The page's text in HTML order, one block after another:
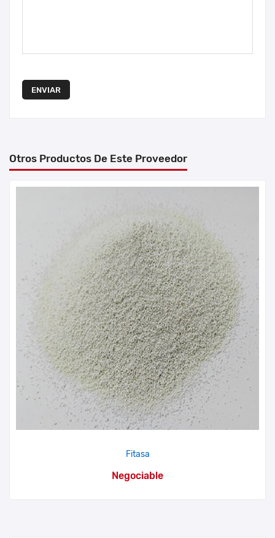
ENVIAR
Otros Productos De Este Proveedor
Fitasa
Negociable